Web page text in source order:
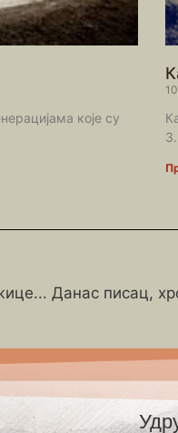
које су
Данас писац,